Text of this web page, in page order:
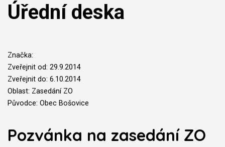
Úřední deska
Značka:
Zveřejnit od: 29.9.2014
Zveřejnit do: 6.10.2014
Oblast: Zasedání ZO
Původce: Obec Bošovice
Pozvánka na zasedání ZO